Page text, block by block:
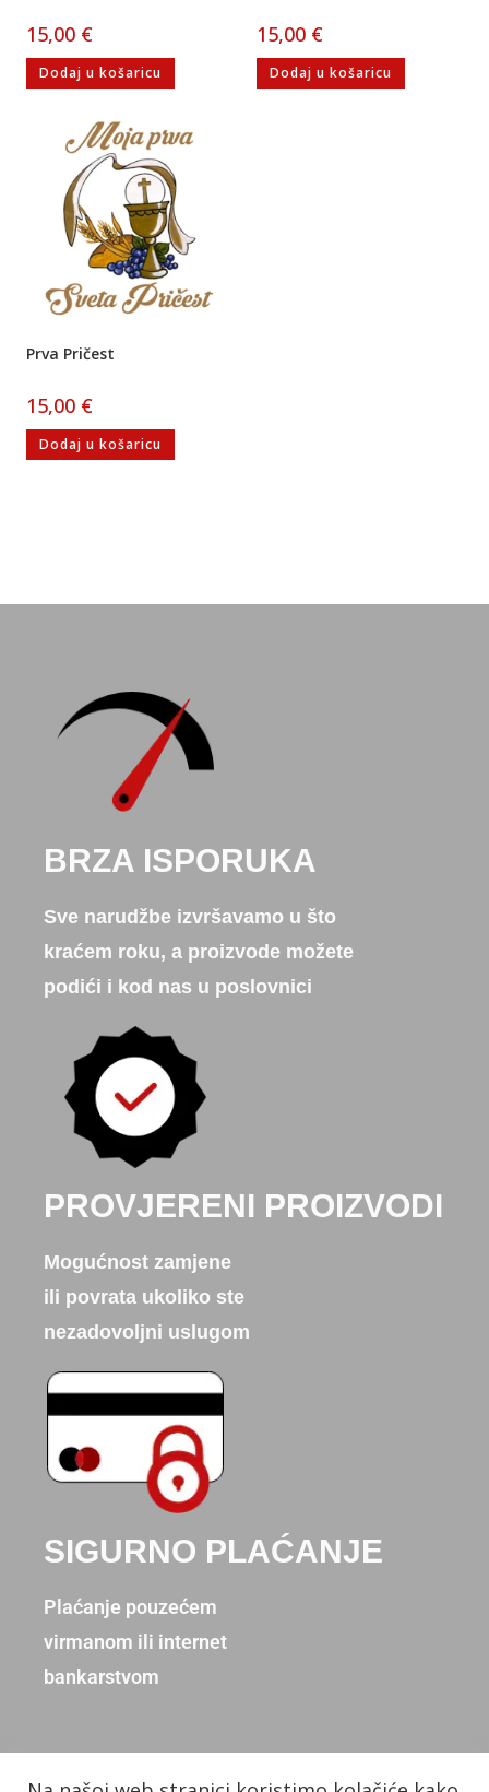
15,00 €
Dodaj u košaricu
15,00 €
Dodaj u košaricu
Prva Pričest
15,00 €
Dodaj u košaricu
BRZA ISPORUKA
Sve narudžbe izvršavamo u što
kraćem roku, a proizvode možete
podići i kod nas u poslovnici
PROVJERENI PROIZVODI
Mogućnost zamjene
ili povrata ukoliko ste
nezadovoljni uslugom
SIGURNO PLAĆANJE
Plaćanje pouzećem
virmanom ili internet
bankarstvom